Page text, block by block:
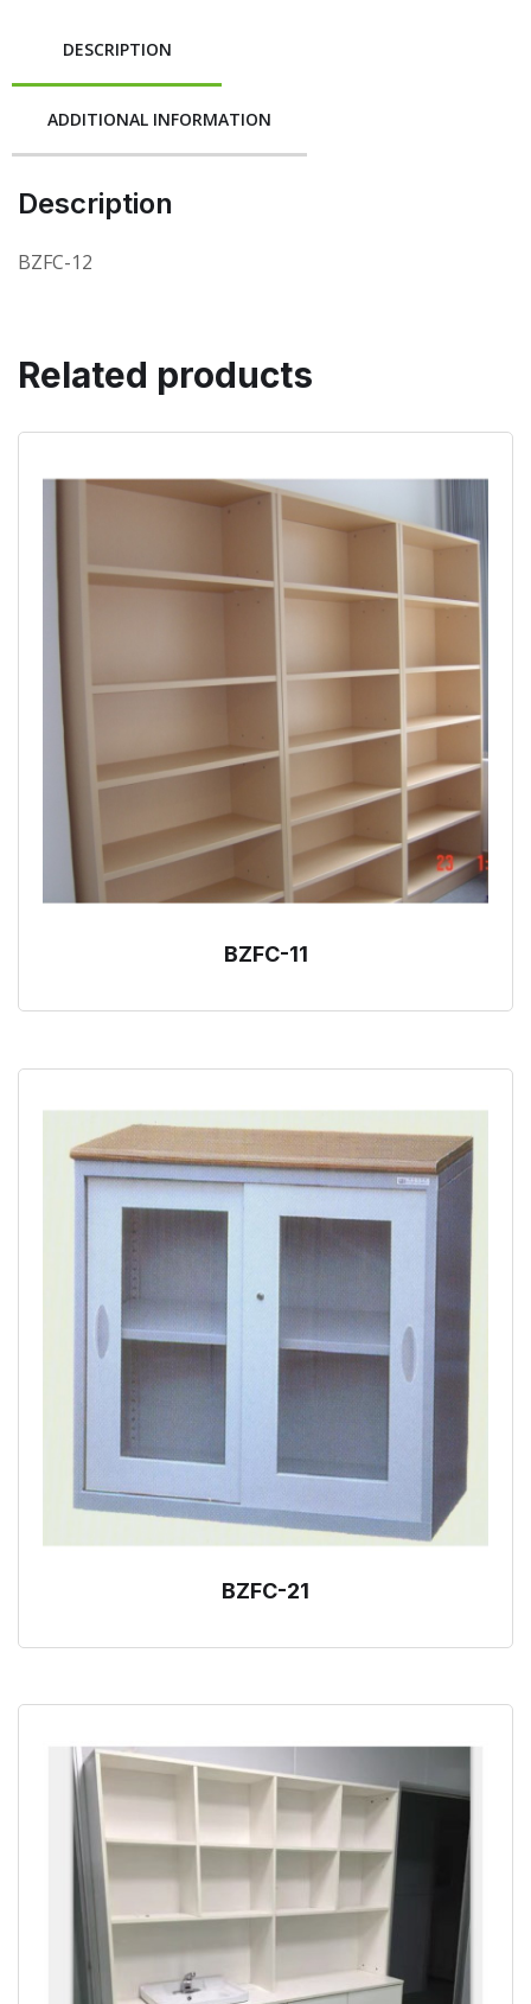
DESCRIPTION
ADDITIONAL INFORMATION
Description
BZFC-12
Related products
BZFC-11
BZFC-21